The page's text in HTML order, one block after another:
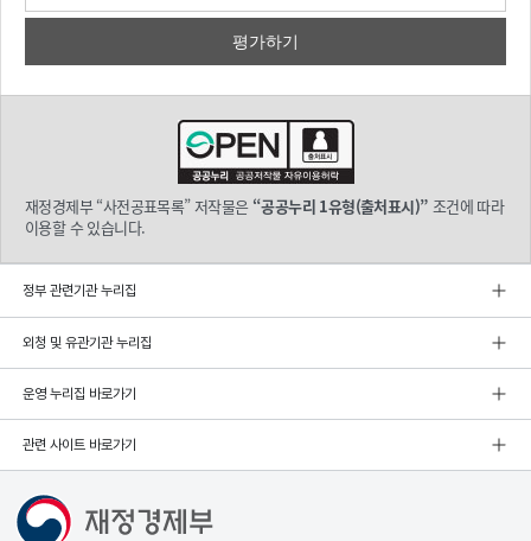
재정경제부 “사전공표목록” 저작물은 “공공누리 1유형(출처표시)” 조건에 따라
이용할 수 있습니다.
정부 관련기관 누리집
외청 및 유관기관 누리집
운영 누리집 바로가기
관련 사이트 바로가기